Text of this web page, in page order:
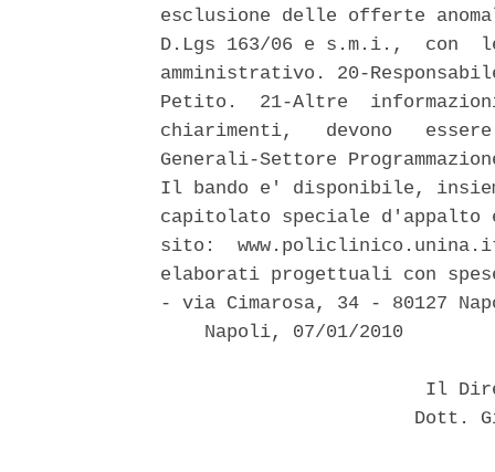
esclusione delle offerte
D.Lgs 163/06 e s.m.i.,
amministrativo. 20-
Petito.  21-Altre
chiarimenti,   devono
Generali-Settore
Il bando e' disponibile,
capitolato speciale
sito:
elaborati progettuali con
- via Cimarosa, 34 - 80127
    Napoli, 07/01/2010
Il
Dott.